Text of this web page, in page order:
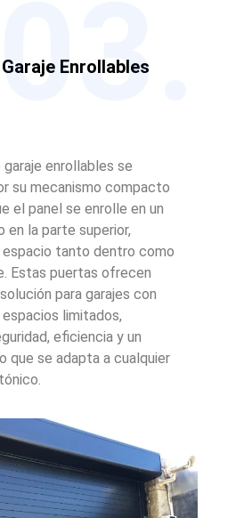
Enrollables
03.
garaje enrollables se
su mecanismo compacto
el panel se enrolle en un
en la parte superior,
tanto dentro como
Estas puertas ofrecen
para garajes con
limitados,
eficiencia y un
que se adapta a cualquier